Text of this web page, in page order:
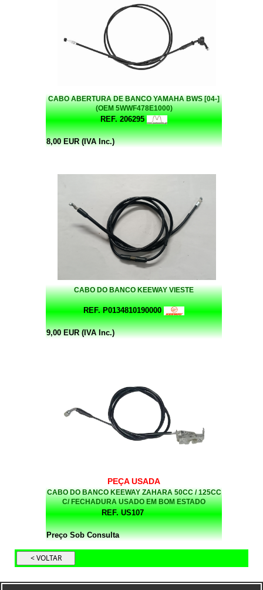
CABO ABERTURA DE BANCO YAMAHA BWS [04-]
(OEM 5WWF478E1000)
REF. 206295
8,00 EUR (IVA Inc.)
CABO DO BANCO KEEWAY VIESTE
REF. P0134810190000
9,00 EUR (IVA Inc.)
PEÇA USADA
CABO DO BANCO KEEWAY ZAHARA 50CC / 125CC
C/ FECHADURA USADO EM BOM ESTADO
(VENDIDO NO ESTADO QUE SE ENCONTRA)
REF. US107
Preço Sob Consulta